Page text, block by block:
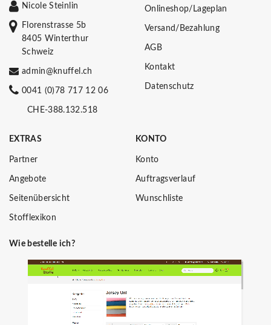
Nicole Steinlin
Florenstrasse 5b
8405 Winterthur
Schweiz
admin@knuffel.ch
0041 (0)78 717 12 06
CHE-388.132.518
Onlineshop/Lageplan
Versand/Bezahlung
AGB
Kontakt
Datenschutz
EXTRAS
Partner
Angebote
Seitenübersicht
Stofflexikon
KONTO
Konto
Auftragsverlauf
Wunschliste
Wie bestelle ich?